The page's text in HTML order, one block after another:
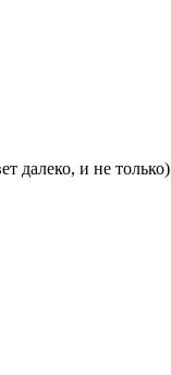
далеко, и не только)